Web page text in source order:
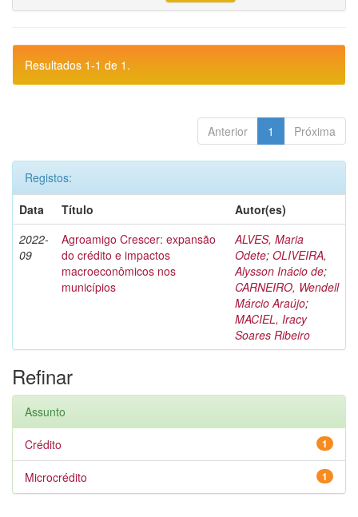
Resultados 1-1 de 1.
Anterior 1 Próxima
Registos:
Data
Título
Autor(es)
2022-
09
Agroamigo Crescer: expansão
do crédito e impactos
macroeconômicos nos
municípios
ALVES, Maria
Odete; OLIVEIRA,
Alysson Inácio de;
CARNEIRO, Wendell
Márcio Araújo;
MACIEL, Iracy
Soares Ribeiro
Refinar
Assunto
1
Crédito
1
Microcrédito